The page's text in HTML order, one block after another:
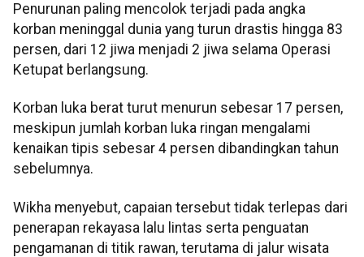
Penurunan paling mencolok terjadi pada angka
korban meninggal dunia yang turun drastis hingga 83
persen, dari 12 jiwa menjadi 2 jiwa selama Operasi
Ketupat berlangsung.
Korban luka berat turut menurun sebesar 17 persen,
meskipun jumlah korban luka ringan mengalami
kenaikan tipis sebesar 4 persen dibandingkan tahun
sebelumnya.
Wikha menyebut, capaian tersebut tidak terlepas dari
penerapan rekayasa lalu lintas serta penguatan
pengamanan di titik rawan, terutama di jalur wisata